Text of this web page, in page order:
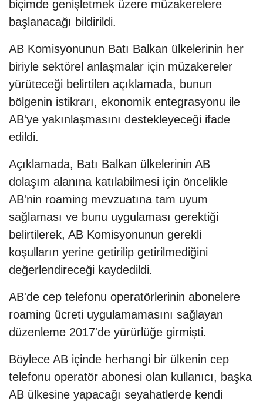
biçimde genişletmek üzere müzakerelere
başlanacağı bildirildi.
AB Komisyonunun Batı Balkan ülkelerinin her
biriyle sektörel anlaşmalar için müzakereler
yürüteceği belirtilen açıklamada, bunun
bölgenin istikrarı, ekonomik entegrasyonu ile
AB'ye yakınlaşmasını destekleyeceği ifade
edildi.
Açıklamada, Batı Balkan ülkelerinin AB
dolaşım alanına katılabilmesi için öncelikle
AB'nin roaming mevzuatına tam uyum
sağlaması ve bunu uygulaması gerektiği
belirtilerek, AB Komisyonunun gerekli
koşulların yerine getirilip getirilmediğini
değerlendireceği kaydedildi.
AB'de cep telefonu operatörlerinin abonelere
roaming ücreti uygulamamasını sağlayan
düzenleme 2017'de yürürlüğe girmişti.
Böylece AB içinde herhangi bir ülkenin cep
telefonu operatör abonesi olan kullanıcı, başka
AB ülkesine yapacağı seyahatlerde kendi